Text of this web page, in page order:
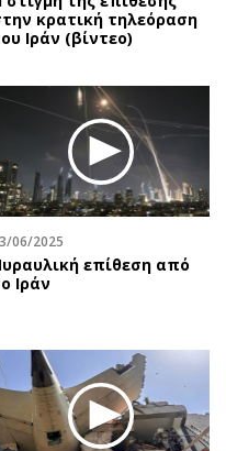
κρατική τηλεόραση
Ιράν (βίντεο)
06/2025
επίθεση από
Ιράν